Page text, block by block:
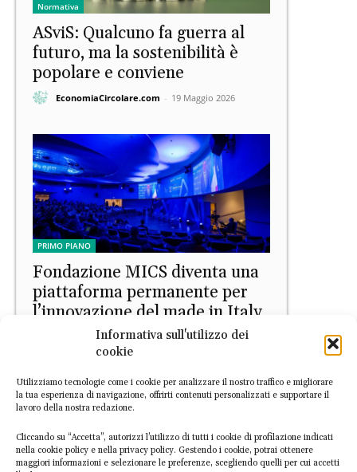
Informativa sull'utilizzo dei
cookie
Utilizziamo tecnologie come i cookie per analizzare il nostro traffico e migliorare
la tua esperienza di navigazione, offrirti contenuti personalizzati e supportare il
lavoro della nostra redazione.
Cliccando su “Accetta”, autorizzi l’utilizzo di tutti i cookie di profilazione indicati
nella cookie policy e nella privacy policy. Gestendo i cookie, potrai ottenere
maggiori informazioni e selezionare le preferenze, scegliendo quelli per cui accetti
Normativa
ASviS: Qualcuno fa guerra al
futuro, ma la sostenibilità è
popolare e conviene
EconomiaCircolare.com - 19 Maggio 2026
PRIMO PIANO
Fondazione MICS diventa una
piattaforma permanente per
l’innovazione del made in Italy
EconomiaCircolare.com - 15 Aprile 2026